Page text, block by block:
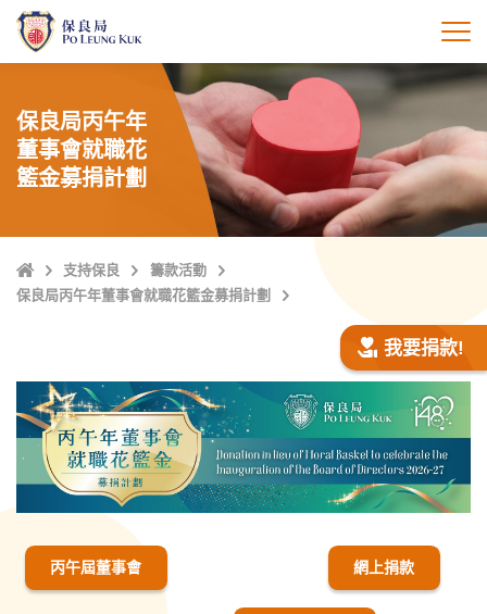
打
保良局丙午年
董事會就職花
籃金募捐計劃
主
頁
支持保良
籌款活動
保良局丙午年董事會就職花籃金募捐計劃
我要捐款!
丙午屆董事會 網上捐款